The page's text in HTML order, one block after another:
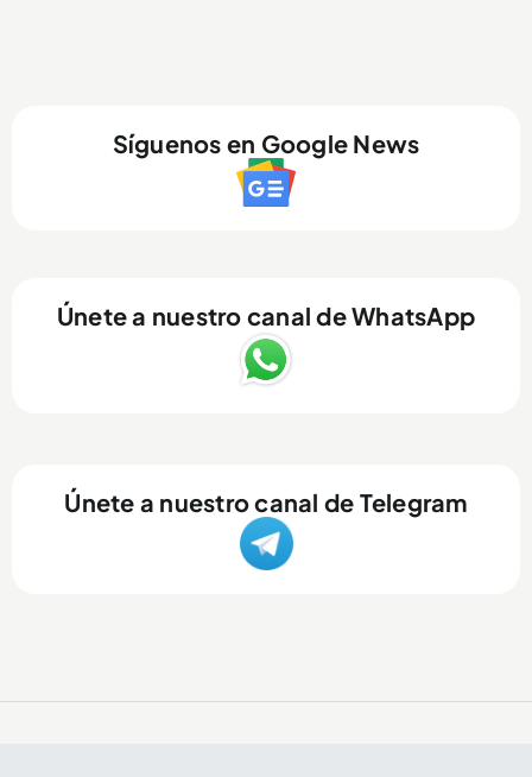
Síguenos en Google News
Únete a nuestro canal de WhatsApp
Únete a nuestro canal de Telegram